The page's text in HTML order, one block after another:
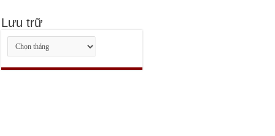
Lưu trữ
Lưu
trữ